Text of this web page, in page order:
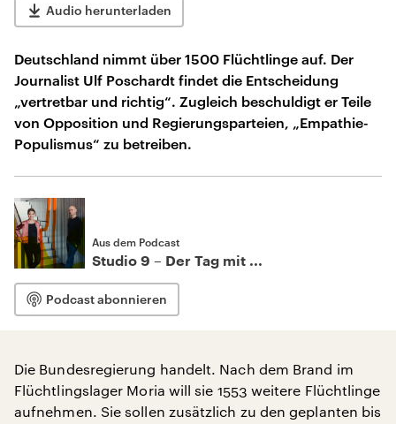
Audio herunterladen
Deutschland nimmt über 1500 Flüchtlinge auf. Der
Journalist Ulf Poschardt findet die Entscheidung
„vertretbar und richtig“. Zugleich beschuldigt er Teile
von Opposition und Regierungsparteien, „Empathie-
Populismus“ zu betreiben.
Aus dem Podcast
Studio 9 – Der Tag mit ...
Podcast abonnieren
Die Bundesregierung handelt. Nach dem Brand im
Flüchtlingslager Moria will sie 1553 weitere Flüchtlinge
aufnehmen. Sie sollen zusätzlich zu den geplanten bis